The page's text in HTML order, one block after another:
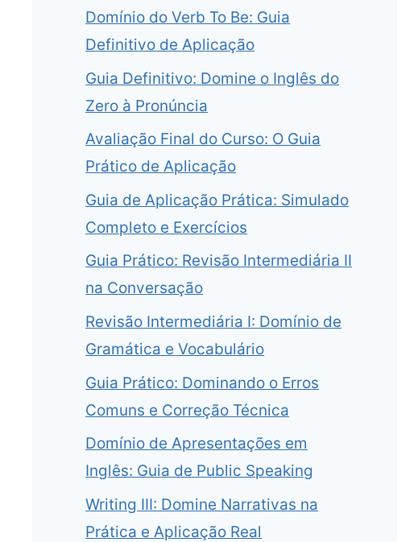
Domínio do Verb To Be: Guia
Definitivo de Aplicação
Guia Definitivo: Domine o Inglês do
Zero à Pronúncia
Avaliação Final do Curso: O Guia
Prático de Aplicação
Guia de Aplicação Prática: Simulado
Completo e Exercícios
Guia Prático: Revisão Intermediária II
na Conversação
Revisão Intermediária I: Domínio de
Gramática e Vocabulário
Guia Prático: Dominando o Erros
Comuns e Correção Técnica
Domínio de Apresentações em
Inglês: Guia de Public Speaking
Writing III: Domine Narrativas na
Prática e Aplicação Real